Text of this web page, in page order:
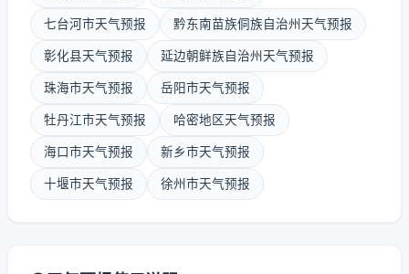
七台河市天气预报 黔东南苗族侗族自治州天气预报
彰化县天气预报 延边朝鲜族自治州天气预报
珠海市天气预报 岳阳市天气预报
牡丹江市天气预报 哈密地区天气预报
海口市天气预报 新乡市天气预报
十堰市天气预报 徐州市天气预报